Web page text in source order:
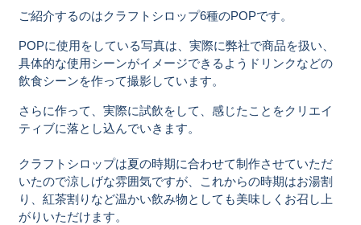
ご紹介するのはクラフトシロップ6種のPOPです。
POPに使用をしている写真は、実際に弊社で商品を扱い、
具体的な使用シーンがイメージできるようドリンクなどの
飲食シーンを作って撮影しています。
さらに作って、実際に試飲をして、感じたことをクリエイ
ティブに落とし込んでいきます。
クラフトシロップは夏の時期に合わせて制作させていただ
いたので涼しげな雰囲気ですが、これからの時期はお湯割
り、紅茶割りなど温かい飲み物としても美味しくお召し上
がりいただけます。